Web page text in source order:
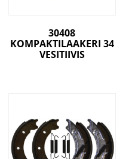
30408
KOMPAKTILAAKERI 34
VESITIIVIS